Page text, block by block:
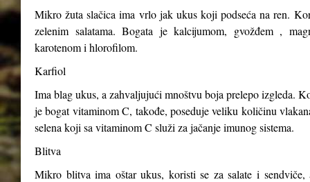
Mikro žuta slačica ima vrlo jak ukus koji podseća na ren.
zelenim salatama. Bogata je kalcijumom, gvožđem ,
karotenom i hlorofilom.
Karfiol
Ima blag ukus, a zahvaljujući mnoštvu boja prelepo izgleda.
je bogat vitaminom C, takođe, poseduje veliku količinu
selena koji sa vitaminom C služi za jačanje imunog sistema.
Blitva
Mikro blitva ima oštar ukus, koristi se za salate i